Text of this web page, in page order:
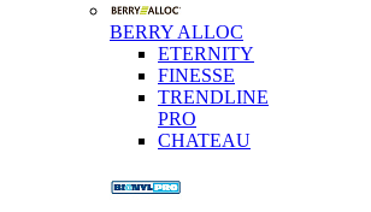
BERRY ALLOC
ETERNITY
FINESSE
TRENDLINE
PRO
CHATEAU